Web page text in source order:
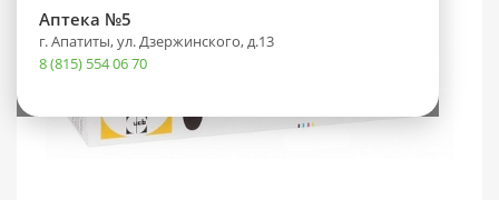
Аптека №5
г. Апатиты, ул. Дзержинского, д.13
8 (815) 554 06 70